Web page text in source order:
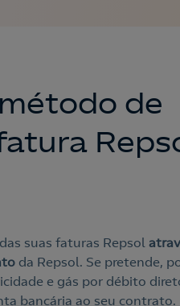
de
suas faturas Repsol
da Repsol. Se pretende,
e gás por débito
bancária ao seu contrato.